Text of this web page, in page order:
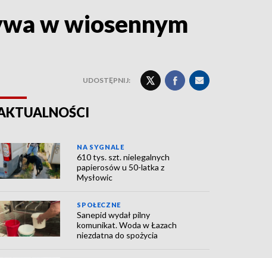
w wiosennym
UDOSTĘPNIJ:
NA SYGNALE
610 tys. szt. nielegalnych
papierosów u 50-latka z
Mysłowic
SPOŁECZNE
Sanepid wydał pilny
komunikat. Woda w Łazach
niezdatna do spożycia